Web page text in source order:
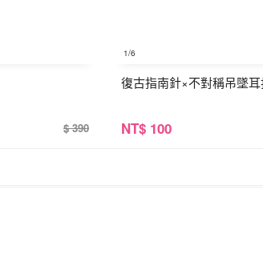
$ 390
1/6
復古指南針×不對稱吊墜耳
NT$ 100